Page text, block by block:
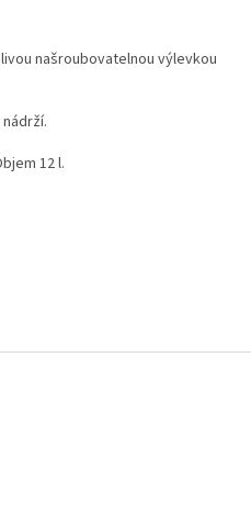
našroubovatelnou výlevkou
12 l.